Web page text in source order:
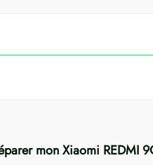
mon Xiaomi REDMI